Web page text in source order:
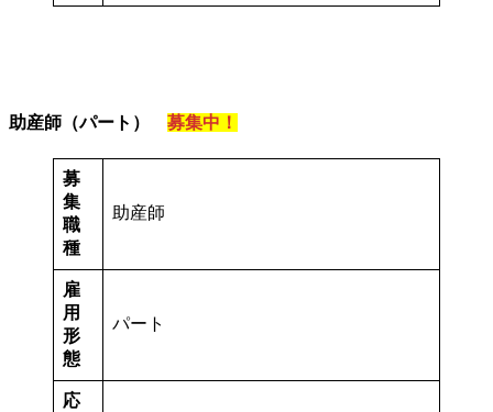
助産師（パート） 募集中！
募
集
職
種
助産師
雇
用
形
態
パート
応